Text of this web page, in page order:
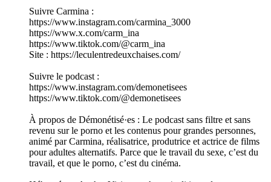
Suivre Carmina :
https://www.instagram.com/carmina_3000
https://www.x.com/carm_ina
https://www.tiktok.com/@carm_ina
Site : https://leculentredeuxchaises.com/
Suivre le podcast :
https://www.instagram.com/demonetisees
https://www.tiktok.com/@demonetisees
À propos de Démonétisé·es : Le podcast sans filtre et sans
revenu sur le porno et les contenus pour grandes personnes,
animé par Carmina, réalisatrice, produtrice et actrice de films
pour adultes alternatifs. Parce que le travail du sexe, c’est du
travail, et que le porno, c’est du cinéma.